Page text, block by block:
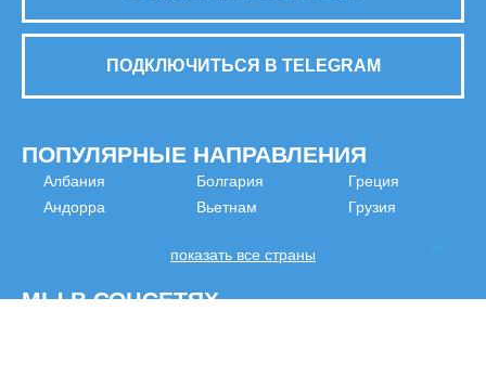
ПОДКЛЮЧИТЬСЯ В TELEGRAM
ПОПУЛЯРНЫЕ НАПРАВЛЕНИЯ
Албания
Андорра
Болгария
Вьетнам
Греция
Грузия
показать все страны
МЫ В СОЦСЕТЯХ